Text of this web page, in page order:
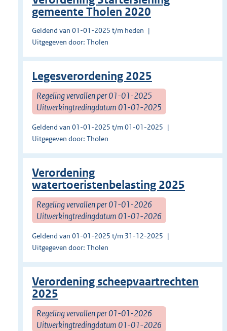
gemeente Tholen 2020
Geldend van 01-01-2025 t/m heden
Uitgegeven door: Tholen
Legesverordening 2025
Regeling vervallen per 01-01-2025
Uitwerkingtredingdatum 01-01-2025
Geldend van 01-01-2025 t/m 01-01-2025
Uitgegeven door: Tholen
Verordening
watertoeristenbelasting 2025
Regeling vervallen per 01-01-2026
Uitwerkingtredingdatum 01-01-2026
Geldend van 01-01-2025 t/m 31-12-2025
Uitgegeven door: Tholen
Verordening scheepvaartrechten
2025
Regeling vervallen per 01-01-2026
Uitwerkingtredingdatum 01-01-2026